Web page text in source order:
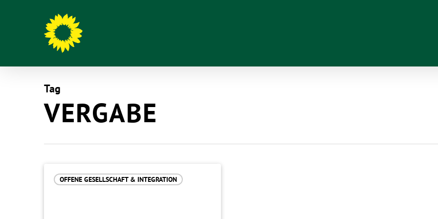
Tag
VERGABE
OFFENE GESELLSCHAFT & INTEGRATION